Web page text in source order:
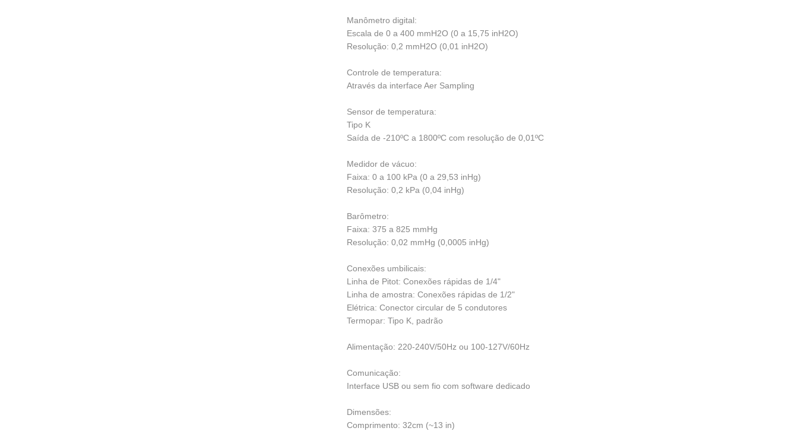
Manômetro digital:
Escala de 0 a 400 mmH2O (0 a 15,75 inH2O)
Resolução: 0,2 mmH2O (0,01 inH2O)
Controle de temperatura:
Através da interface Aer Sampling
Sensor de temperatura:
Tipo K
Saída de -210ºC a 1800ºC com resolução de 0,01ºC
Medidor de vácuo:
Faixa: 0 a 100 kPa (0 a 29,53 inHg)
Resolução: 0,2 kPa (0,04 inHg)
Barômetro:
Faixa: 375 a 825 mmHg
Resolução: 0,02 mmHg (0,0005 inHg)
Conexões umbilicais:
Linha de Pitot: Conexões rápidas de 1/4"
Linha de amostra: Conexões rápidas de 1/2"
Elétrica: Conector circular de 5 condutores
Termopar: Tipo K, padrão
Alimentação: 220-240V/50Hz ou 100-127V/60Hz
Comunicação:
Interface USB ou sem fio com software dedicado
Dimensões:
Comprimento: 32cm (~13 in)